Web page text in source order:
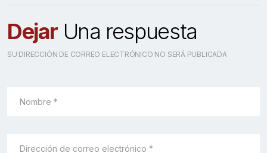
Dejar Una respuesta
SU DIRECCIÓN DE CORREO ELECTRÓNICO NO SERÁ PUBLICADA